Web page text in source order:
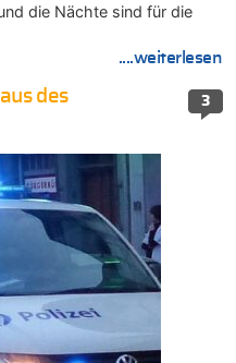
die Nächte sind für die
....weiterlesen
3
des